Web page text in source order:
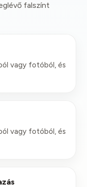
falszínt
vagy fotóból, és
vagy fotóból, és